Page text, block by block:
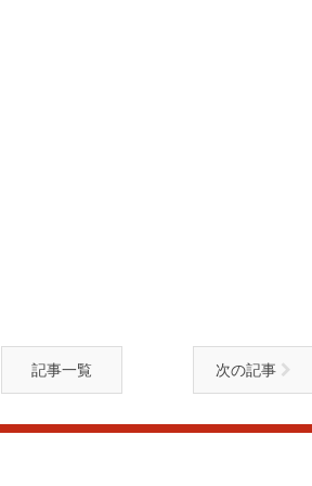
記事一覧 次の記事